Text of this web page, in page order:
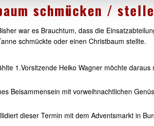
schmücken /
war es Brauchtum, dass die
schmückte oder einen Christbaum stellte.
1.Vorsitzende Heiko Wagner möchte
Beisammensein mit vorweihnachtlichen
dieser Termin mit dem Adventsmarkt in